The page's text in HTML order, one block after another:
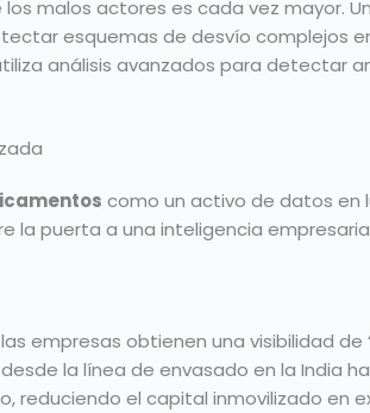
los malos actores es cada vez mayor.
esquemas de desvío complejos
análisis avanzados para detectar
como un activo de datos en
la puerta a una inteligencia
empresas obtienen una visibilidad de
la línea de envasado en la India
reduciendo el capital inmovilizado en